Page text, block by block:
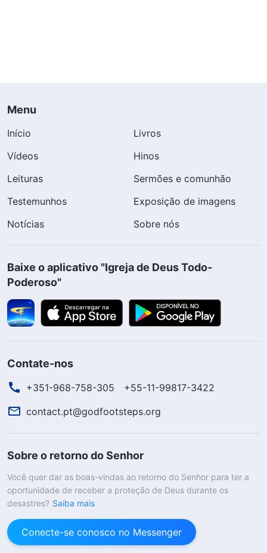
Menu
Início
Livros
Vídeos
Hinos
Leituras
Sermões e comunhão
Testemunhos
Exposição de imagens
Notícias
Sobre nós
Baixe o aplicativo "Igreja de Deus Todo-
Poderoso"
Contate-nos
+351-968-758-305
+55-11-99817-3422
contact.pt@godfootsteps.org
Sobre o retorno do Senhor
Você quer dar as boas-vindas ao retorno do Senhor para ter a
oportunidade de receber a proteção de Deus durante os
desastres? Saiba mais
Conecte-se conosco no Messenger